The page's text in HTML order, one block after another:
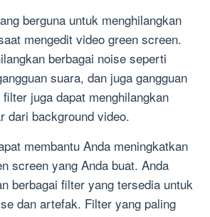
berguna untuk menghilangkan
mengedit video green screen.
berbagai noise seperti
suara, dan juga gangguan
juga dapat menghilangkan
dari background video.
membantu Anda meningkatkan
screen yang Anda buat. Anda
berbagai filter yang tersedia untuk
dan artefak. Filter yang paling